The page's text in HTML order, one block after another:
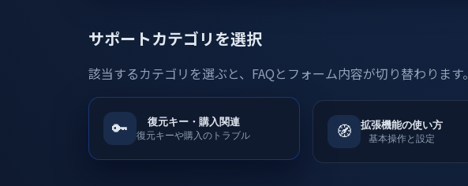
サポートカテゴリを選択
該当するカテゴリを選ぶと、FAQとフォーム内容が切り替わります。
🔑 復元キー・購入関連
復元キーや購入のトラブル 🧭 拡張機能の使い方
基本操作と設定